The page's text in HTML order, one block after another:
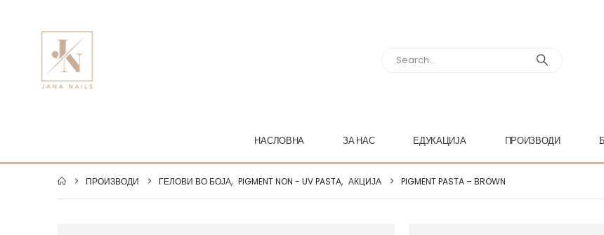
НАСЛОВНА ЗА НАС ЕДУКАЦИЈА ПРОИЗВОДИ
ПРОИЗВОДИ ГЕЛОВИ ВО БОЈА, PIGMENT NON - UV PASTA, АКЦИЈА PIGMENT PASTA – BROWN